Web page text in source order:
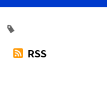
RSS